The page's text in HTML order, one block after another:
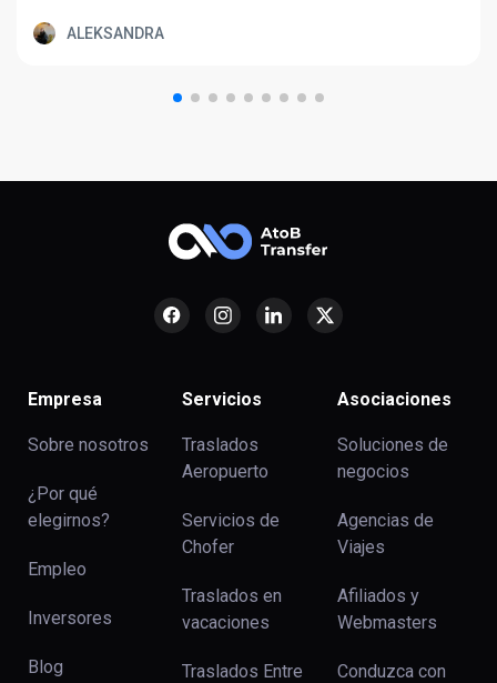
ALEKSANDRA
Empresa
Sobre nosotros
¿Por qué
elegirnos?
Empleo
Inversores
Blog
Servicios
Traslados
Aeropuerto
Servicios de
Chofer
Traslados en
vacaciones
Traslados Entre
Asociaciones
Soluciones de
negocios
Agencias de
Viajes
Afiliados y
Webmasters
Conduzca con